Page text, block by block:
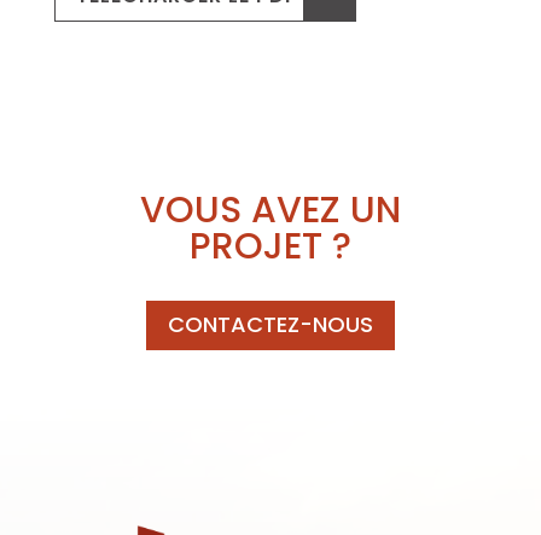
VOUS AVEZ UN
PROJET ?
CONTACTEZ-NOUS